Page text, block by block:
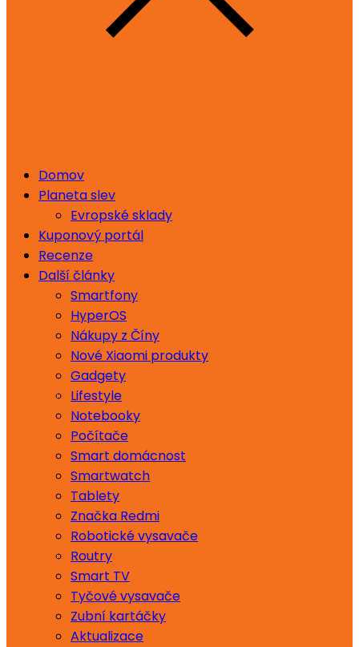
Domov
Planeta slev
Evropské sklady
Kuponový portál
Recenze
Další články
Smartfony
HyperOS
Nákupy z Číny
Nové Xiaomi produkty
Gadgety
Lifestyle
Notebooky
Počítače
Smart domácnost
Smartwatch
Tablety
Značka Redmi
Robotické vysavače
Routry
Smart TV
Tyčové vysavače
Zubní kartáčky
Aktualizace